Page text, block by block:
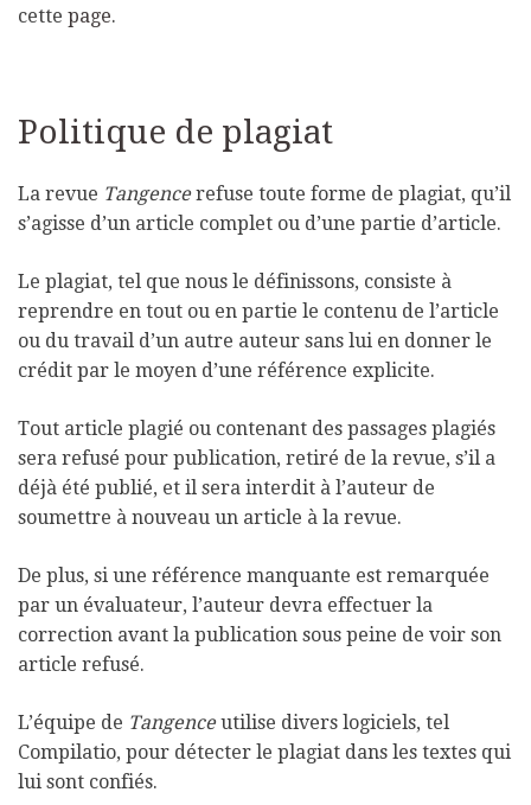
cette page.
Politique de plagiat
La revue Tangencerefuse toute forme de plagiat, qu’il
s’agisse d’un article complet ou d’une partie d’article.
Le plagiat, tel que nous le définissons, consiste à
reprendre en tout ou en partie le contenu de l’article
ou du travail d’un autre auteur sans lui en donner le
crédit par le moyen d’une référence explicite.
Tout article plagié ou contenant des passages plagiés
sera refusé pour publication, retiré de la revue, s’il a
déjà été publié, et il sera interdit à l’auteur de
soumettre à nouveau un article à la revue.
De plus, si une référence manquante est remarquée
par un évaluateur, l’auteur devra effectuer la
correction avant la publication sous peine de voir son
article refusé.
L’équipe de Tangenceutilise divers logiciels, tel
Compilatio, pour détecter le plagiat dans les textes qui
lui sont confiés.